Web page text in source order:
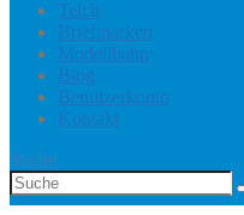
Teich
Briefmarken
Modellbahn
Blog
Benutzerkonto
Kontakt
Suche